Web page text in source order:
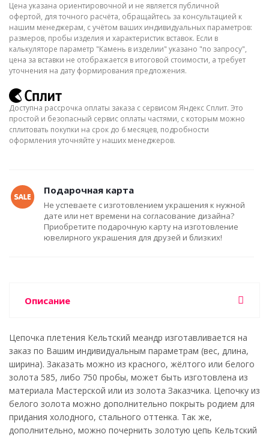
Цена указана ориентировочной и не является публичной
офертой, для точного расчёта, обращайтесь за консультацией к
нашим менеджерам, с учётом ваших индивидуальных параметров:
размеров, пробы изделия и характеристик вставок. Если в
калькуляторе параметр "Камень в изделии" указано "по запросу",
цена за вставки не отображается в итоговой стоимости, а требует
уточнения на дату формирования предложения.
Доступна рассрочка оплаты заказа с сервисом Яндекс Сплит. Это
простой и безопасный сервис оплаты частями, с которым можно
сплитовать покупки на срок до 6 месяцев, подробности
оформления уточняйте у наших менеджеров.
Подарочная карта
Не успеваете с изготовлением украшения к нужной
дате или нет времени на согласование дизайна?
Приобретите подарочную карту на изготовление
ювелирного украшения для друзей и близких!
Описание
Цепочка плетения Кельтский меандр изготавливается на
заказ по Вашим индивидуальным параметрам (вес, длина,
ширина). Заказать можно из красного, жёлтого или белого
золота 585, либо 750 пробы, может быть изготовлена из
материала Мастерской или из золота Заказчика. Цепочку из
белого золота можно дополнительно покрыть родием для
придания холодного, стального оттенка. Так же,
дополнительно, можно почернить золотую цепь Кельтский